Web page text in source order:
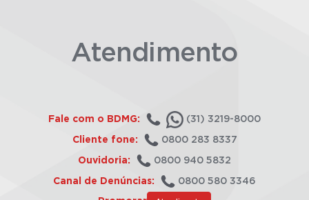
Atendimento
Fale com o BDMG: (31) 3219-8000
Cliente fone: 0800 283 8337
Ouvidoria: 0800 940 5832
Canal de Denúncias: 0800 580 3346